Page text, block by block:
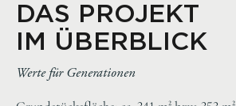
DAS PROJEKT
IM ÜBERBLICK
Werte für Generationen